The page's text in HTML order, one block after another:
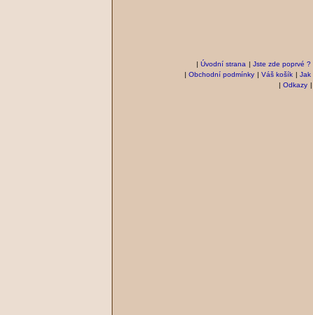
| Úvodní strana | Jste zde poprvé ?
| Obchodní podmínky | Váš košík | Jak
| Odkazy